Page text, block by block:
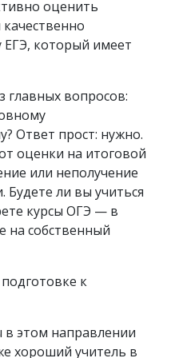
оценить
ЕГЭ, который имеет
главных вопросов:
Ответ прост: нужно.
оценки на итоговой
или неполучение
Будете ли вы учиться
курсы ОГЭ — в
на собственный
к
в этом направлении
хороший учитель в